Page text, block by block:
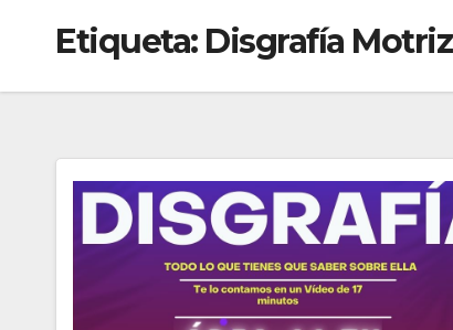
Etiqueta: Disgrafía Motriz